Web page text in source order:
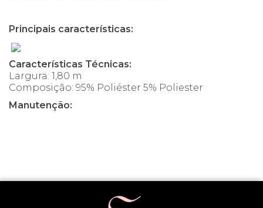
Principais características:
Características Técnicas:
Largura: 1,80 m
Composição: 95% Poliéster 5% Poliester
Manutenção: